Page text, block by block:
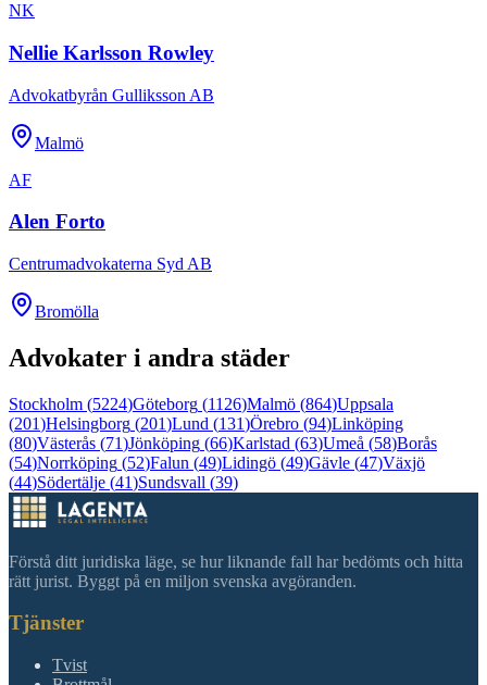
NK
Nellie Karlsson Rowley
Advokatbyrån Gulliksson AB
Malmö
AF
Alen Forto
Centrumadvokaterna Syd AB
Bromölla
Advokater i andra städer
Stockholm (5224)Göteborg (1126)Malmö (864)Uppsala
(201)Helsingborg (201)Lund (131)Örebro (94)Linköping
(80)Västerås (71)Jönköping (66)Karlstad (63)Umeå (58)Borås
(54)Norrköping (52)Falun (49)Lidingö (49)Gävle (47)Växjö
(44)Södertälje (41)Sundsvall (39)
Förstå ditt juridiska läge, se hur liknande fall har bedömts och hitta
rätt jurist. Byggt på en miljon svenska avgöranden.
Tjänster
Tvist